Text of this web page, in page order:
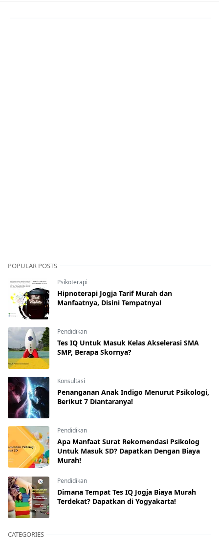
POPULAR POSTS
Psikoterapi
Hipnoterapi Jogja Tarif Murah dan
Manfaatnya, Disini Tempatnya!
Pendidikan
Tes IQ Untuk Masuk Kelas Akselerasi SMA
SMP, Berapa Skornya?
Konsultasi
Penanganan Anak Indigo Menurut Psikologi,
Berikut 7 Diantaranya!
Pendidikan
Apa Manfaat Surat Rekomendasi Psikolog
Untuk Masuk SD? Dapatkan Dengan Biaya
Murah!
Pendidikan
Dimana Tempat Tes IQ Jogja Biaya Murah
Terdekat? Dapatkan di Yogyakarta!
CATEGORIES